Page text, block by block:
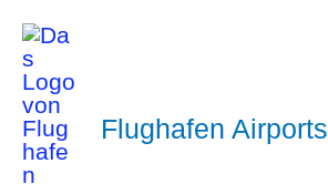
Flughafen Airports